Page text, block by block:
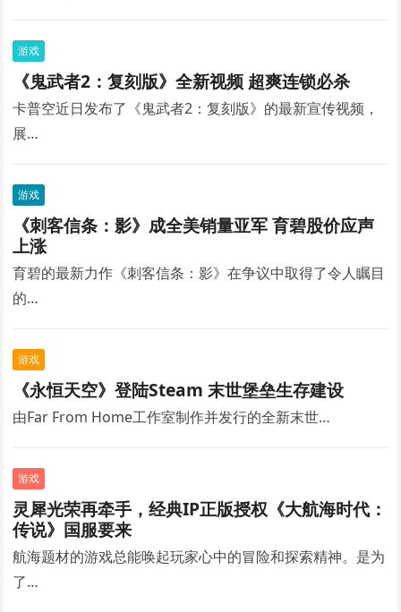
游戏
《鬼武者2：复刻版》全新视频 超爽连锁必杀
卡普空近日发布了《鬼武者2：复刻版》的最新宣传视频，
展…
游戏
《刺客信条：影》成全美销量亚军 育碧股价应声
上涨
育碧的最新力作《刺客信条：影》在争议中取得了令人瞩目
的…
游戏
《永恒天空》登陆Steam 末世堡垒生存建设
由Far From Home工作室制作并发行的全新末世…
游戏
灵犀光荣再牵手，经典IP正版授权《大航海时代：
传说》国服要来
航海题材的游戏总能唤起玩家心中的冒险和探索精神。是为
了…